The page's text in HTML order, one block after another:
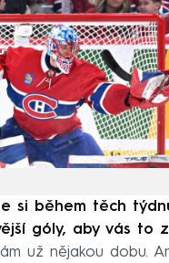
si během těch
góly, aby vás to
už nějakou dobu.